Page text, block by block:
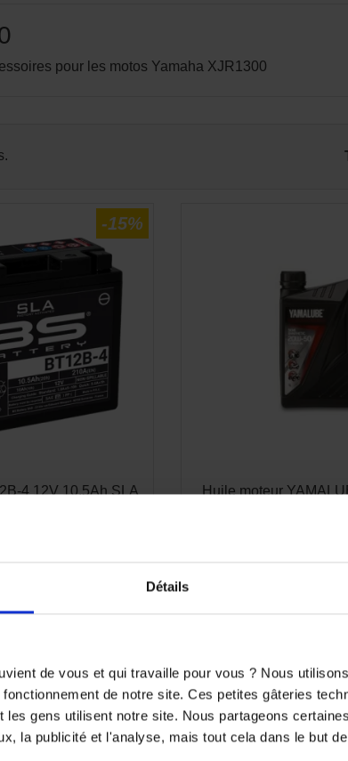
Détails
de vous et qui travaille pour vous ? Nous
de notre site. Ces petites gâteries
les gens utilisent notre site. Nous partageons
la publicité et l'analyse, mais tout cela dans le but
pour les motos Yamaha XJR1300
-15%
4 12V 10,5Ah SLA
€
Huile moteur